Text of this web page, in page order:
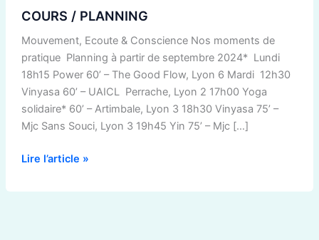
COURS / PLANNING
Mouvement, Ecoute & Conscience Nos moments de
pratique Planning à partir de septembre 2024* Lundi
18h15 Power 60’ – The Good Flow, Lyon 6 Mardi 12h30
Vinyasa 60’ – UAICL Perrache, Lyon 2 17h00 Yoga
solidaire* 60’ – Artimbale, Lyon 3 18h30 Vinyasa 75’ –
Mjc Sans Souci, Lyon 3 19h45 Yin 75’ – Mjc […]
Lire l’article »